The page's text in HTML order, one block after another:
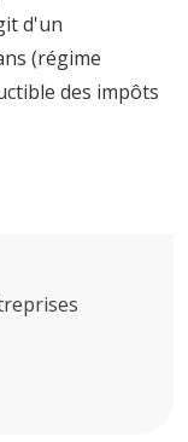
d'un
(régime
des impôts